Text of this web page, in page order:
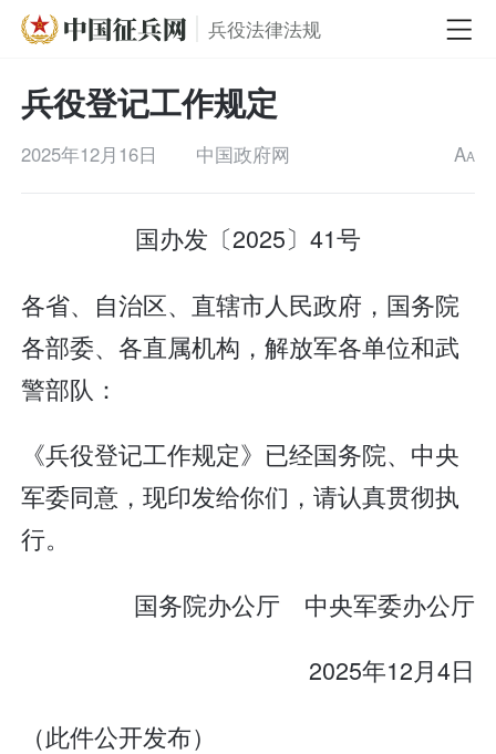
兵役法律法规
兵役登记工作规定
2025年12月16日 中国政府网 AA
国办发〔2025〕41号
各省、自治区、直辖市人民政府，国务院
各部委、各直属机构，解放军各单位和武
警部队：
《兵役登记工作规定》已经国务院、中央
军委同意，现印发给你们，请认真贯彻执
行。
国务院办公厅 中央军委办公厅
2025年12月4日
（此件公开发布）